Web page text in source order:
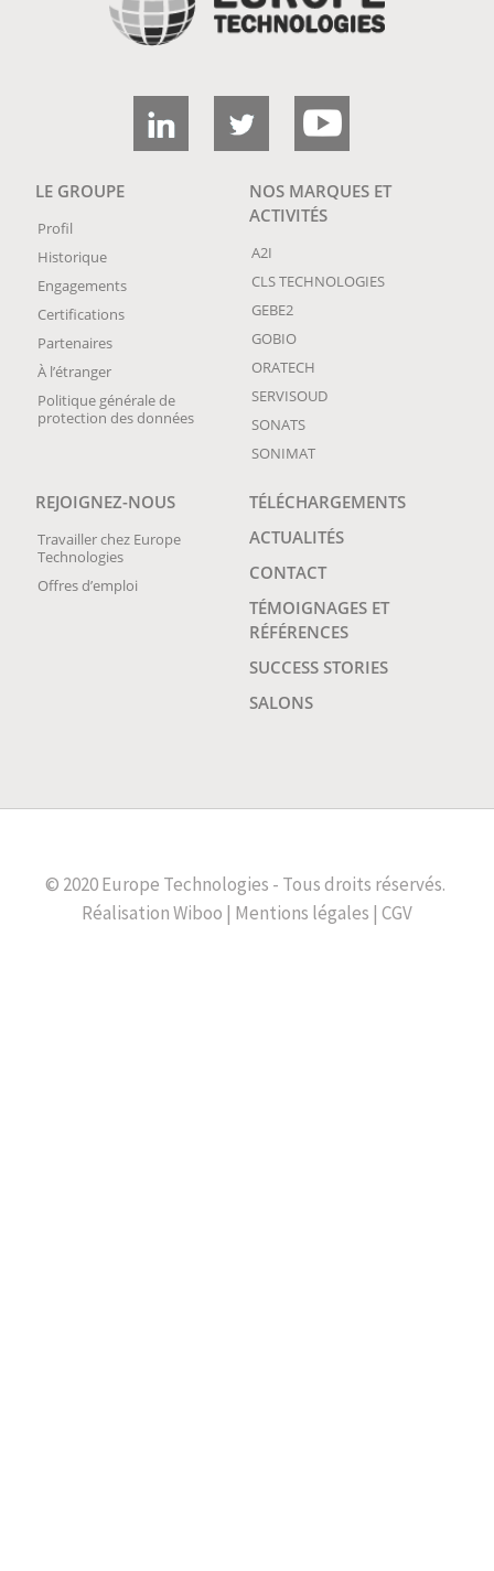
LE GROUPE
Profil
Historique
Engagements
Certifications
Partenaires
À l’étranger
Politique générale de
protection des données
NOS MARQUES ET
ACTIVITÉS
A2I
CLS TECHNOLOGIES
GEBE2
GOBIO
ORATECH
SERVISOUD
SONATS
SONIMAT
REJOIGNEZ-NOUS
Travailler chez Europe
Technologies
Offres d’emploi
TÉLÉCHARGEMENTS
ACTUALITÉS
CONTACT
TÉMOIGNAGES ET
RÉFÉRENCES
SUCCESS STORIES
SALONS
© 2020 Europe Technologies - Tous droits réservés.
RéalisationWiboo | Mentions légales | CGV